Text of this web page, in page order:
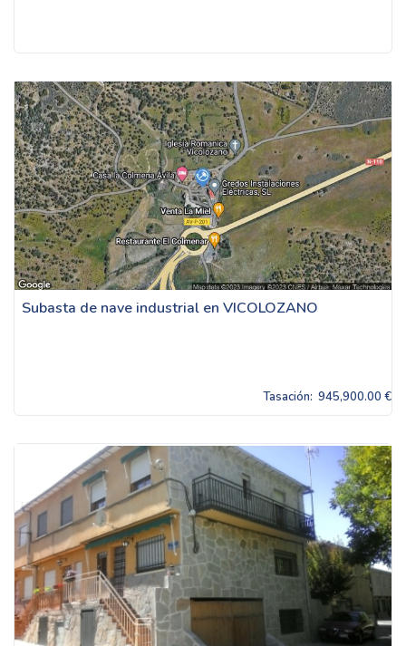
Subasta de nave industrial en VICOLOZANO
Tasación: 945,900.00 €